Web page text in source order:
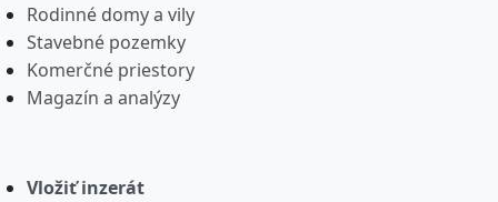
Rodinné domy a vily
Stavebné pozemky
Komerčné priestory
Magazín a analýzy
Vložiť inzerát